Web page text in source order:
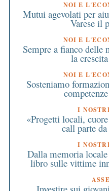
NOI E
Mutui agevolati per
Varese il
NOI E
Sempre a fianco delle
la
NOI E
Sosteniamo
I
«Progetti locali,
call parte
I
Dalla memoria
libro sulle vittime